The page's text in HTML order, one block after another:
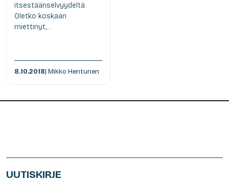
itsestäänselvyydeltä.
Oletko koskaan
miettinyt,...
8.10.2018| Mikko Hentunen
UUTISKIRJE